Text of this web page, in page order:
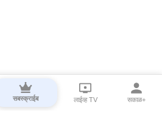
सबस्क्राईब लाईव्ह TV सकाळ+